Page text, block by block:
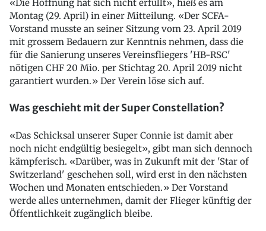
«Die Hoffnung hat sich nicht erfüllt», hieß es am
Montag (29. April) in einer Mitteilung. «Der SCFA-
Vorstand musste an seiner Sitzung vom 23. April 2019
mit grossem Bedauern zur Kenntnis nehmen, dass die
für die Sanierung unseres Vereinsfliegers 'HB-RSC'
nötigen CHF 20 Mio. per Stichtag 20. April 2019 nicht
garantiert wurden.» Der Verein löse sich auf.
Was geschieht mit der Super Constellation?
«Das Schicksal unserer Super Connie ist damit aber
noch nicht endgültig besiegelt», gibt man sich dennoch
kämpferisch. «Darüber, was in Zukunft mit der 'Star of
Switzerland' geschehen soll, wird erst in den nächsten
Wochen und Monaten entschieden.» Der Vorstand
werde alles unternehmen, damit der Flieger künftig der
Öffentlichkeit zugänglich bleibe.